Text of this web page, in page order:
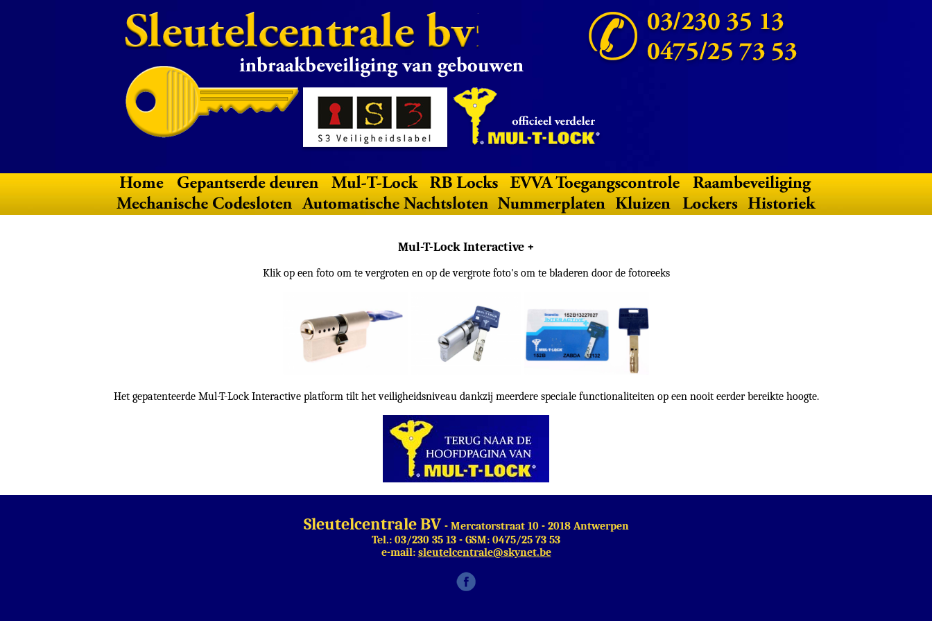
Mul-T-Lock Interactive +
Klik op een foto om te vergroten en op de vergrote foto's om te bladeren door de fotoreeks
Het gepatenteerde Mul-T-Lock Interactive platform tilt het veiligheidsniveau dankzij meerdere speciale functionaliteiten op een nooit eerder bereikte hoogte.
Sleutelcentrale BV - Mercatorstraat 10 - 2018 Antwerpen
Tel.: 03/230 35 13 - GSM: 0475/25 73 53
e-mail: sleutelcentrale@skynet.be